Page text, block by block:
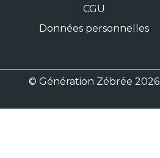
CGU
Données personnelles
© Génération Zébrée 2026